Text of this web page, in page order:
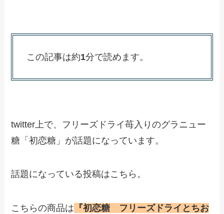
この記事は約1分で読めます。
twitter上で、フリーズドライ苺入りのグラニュー
糖「初恋糖」が話題になっています。
話題になっている投稿はこちら。
こちらの商品は 『初恋糖 フリーズドライとちお